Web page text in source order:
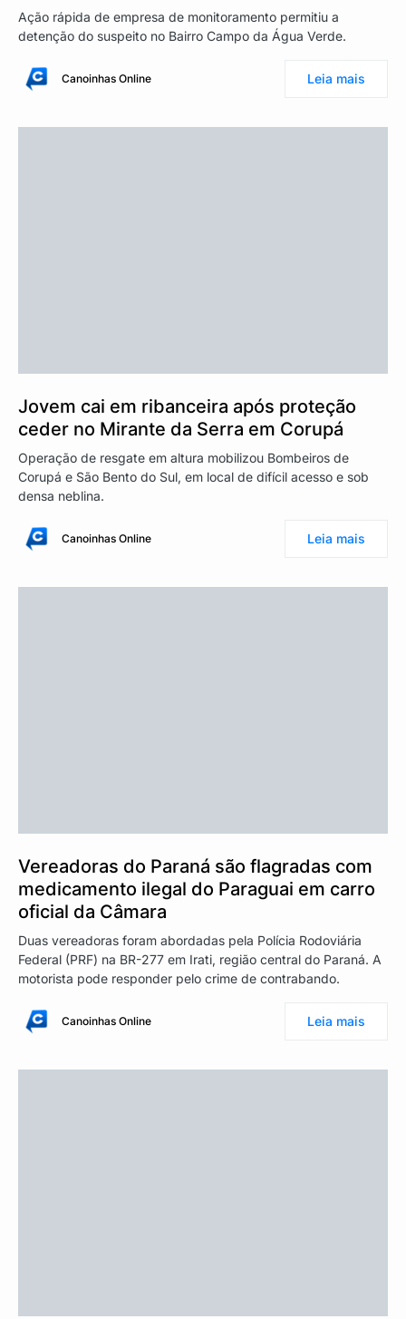
Ação rápida de empresa de monitoramento permitiu a
detenção do suspeito no Bairro Campo da Água Verde.
Canoinhas Online Leia mais
Jovem cai em ribanceira após proteção
ceder no Mirante da Serra em Corupá
Operação de resgate em altura mobilizou Bombeiros de
Corupá e São Bento do Sul, em local de difícil acesso e sob
densa neblina.
Canoinhas Online Leia mais
Vereadoras do Paraná são flagradas com
medicamento ilegal do Paraguai em carro
oficial da Câmara
Duas vereadoras foram abordadas pela Polícia Rodoviária
Federal (PRF) na BR-277 em Irati, região central do Paraná. A
motorista pode responder pelo crime de contrabando.
Canoinhas Online Leia mais